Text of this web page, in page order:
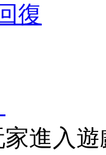
復
家進入